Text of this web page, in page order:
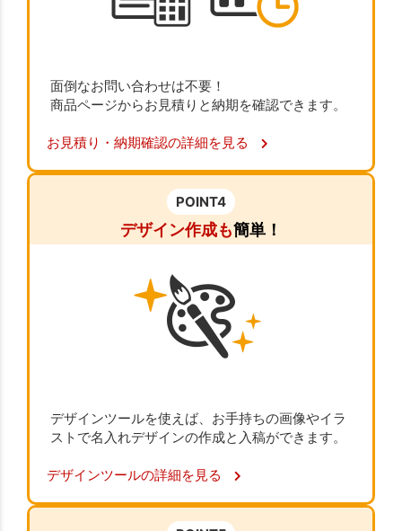
面倒なお問い合わせは不要！
商品ページからお見積りと納期を確認できます。
お見積り・納期確認の詳細を見る
POINT4
デザイン作成も簡単！
デザインツールを使えば、お手持ちの画像やイラ
ストで名入れデザインの作成と入稿ができます。
デザインツールの詳細を見る